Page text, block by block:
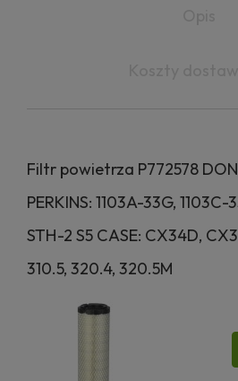
Filtr powietrza P772578
PERKINS: 1103A-33G,
STH-2 S5 CASE: CX34D,
310.5, 320.4, 320.5M